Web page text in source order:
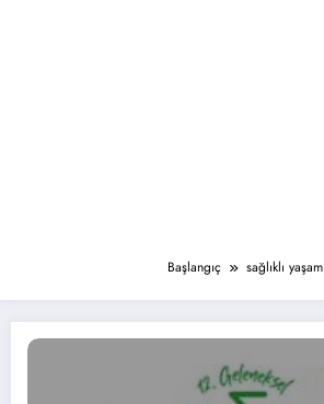
Başlangıç sağlıklı yaşam